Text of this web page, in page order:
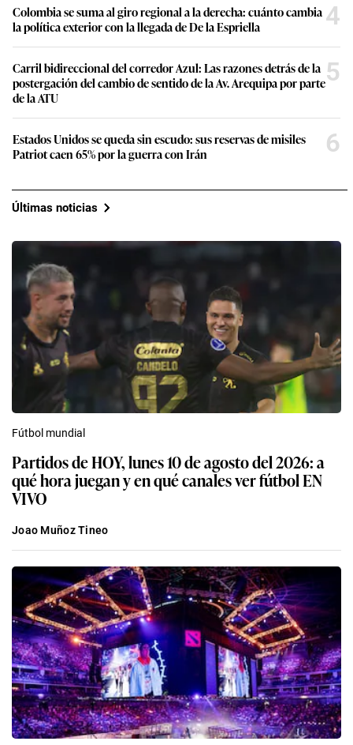
Colombia se suma al giro regional a la derecha: cuánto cambia
la política exterior con la llegada de De la Espriella
4
Carril bidireccional del corredor Azul: Las razones detrás de la
postergación del cambio de sentido de la Av. Arequipa por parte
de la ATU
5
Estados Unidos se queda sin escudo: sus reservas de misiles
Patriot caen 65% por la guerra con Irán
6
Últimas noticias
Fútbol mundial
Partidos de HOY, lunes 10 de agosto del 2026: a
qué hora juegan y en qué canales ver fútbol EN
VIVO
Joao Muñoz Tineo